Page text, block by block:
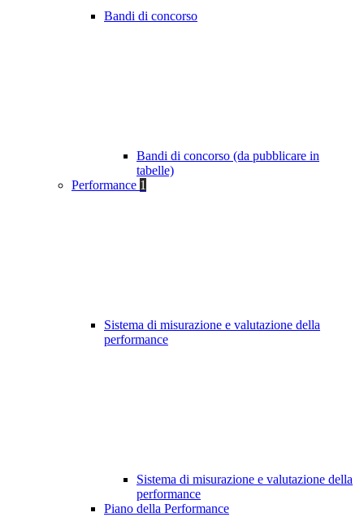
Bandi di concorso
Bandi di concorso (da pubblicare in
tabelle)
Performance 1
Sistema di misurazione e valutazione della
performance
Sistema di misurazione e valutazione della
performance
Piano della Performance